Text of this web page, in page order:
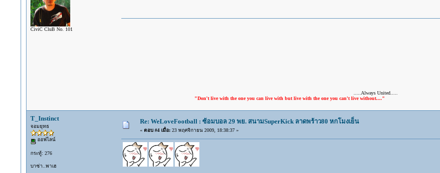
CiviC CluB No. 101
.....Always United.....
"Don't live with the one you can live with but live with the one you can't live without...."
T_Instinct
จอมยุทธ
ออฟไลน์
กระทู้: 276
บาซ่า..พาเฮ
Re: WeLoveFootball : ซ้อมบอล 29 พย. สนามSuperKick ลาดพร้าว80 หกโมงเย็น
« ตอบ #4 เมื่อ:23 พฤศจิกายน 2009, 18:38:37 »